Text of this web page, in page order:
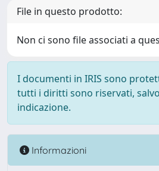
File in questo prodotto:
Non ci sono file associati a
I documenti in IRIS sono
tutti i diritti sono riservati,
indicazione.
Informazioni